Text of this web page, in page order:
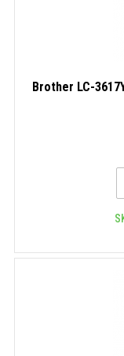
Brother LC-